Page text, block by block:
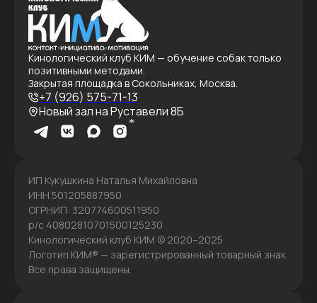
Кинологический клуб КИМ — обучение собак только
позитивными методами.
Закрытая площадка в Сокольниках, Москва.
+7 (926) 575-71-13
Новый зал на Руставели 8Б
ИП Кукушкина Наталья Михайловна
ИНН 501205887950
ОГРНИП: 320774600511950
р/с 40802810701500125230
Кинологический клуб КИМ © 2020–2025
Логотип КИМ® — зарегистрированный товарный знак.
Все права защищены.